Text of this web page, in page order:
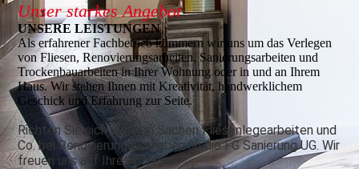
Unser starkes Angebot
UNSERE LEISTUNGEN
Als erfahrener Fachbetrieb kümmern wir uns um das Verlegen
von Fliesen, Renovierungsarbeiten, Sanierungsarbeiten und
Trocken­bauarbeiten in Ihrer Wohnung oder in und an Ihrem
Haus. Wir stehen Ihnen mit Kreativität, handwerklichem
Geschick und Erfahrung zur Seite.
Richten Sie sich daher in Sachen Fliesenlegearbeiten und
Co. bei Renovierungsvorhaben an die FG Sanierung UG. Wir
freuen uns auf Ihre Anfrage.